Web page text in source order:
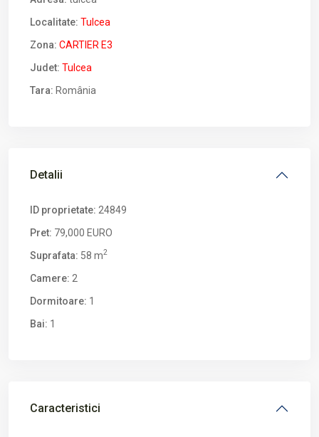
Localitate: Tulcea
Zona: CARTIER E3
Judet: Tulcea
Tara: România
Detalii
ID proprietate: 24849
Pret: 79,000 EURO
Suprafata: 58 m2
Camere: 2
Dormitoare: 1
Bai: 1
Caracteristici